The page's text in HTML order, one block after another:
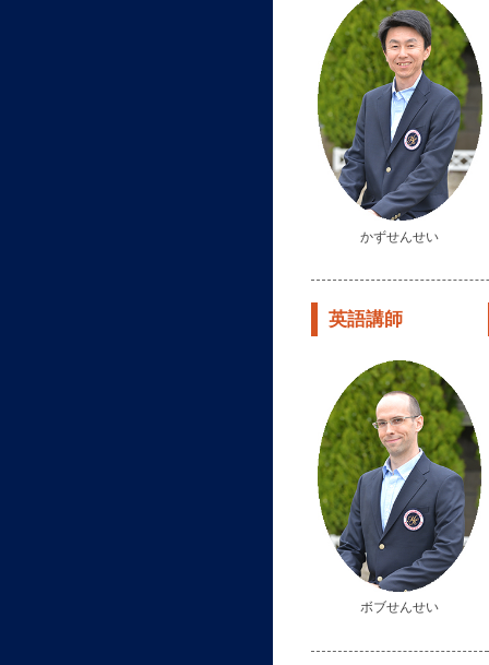
かずせんせい
英語講師
ボブせんせい